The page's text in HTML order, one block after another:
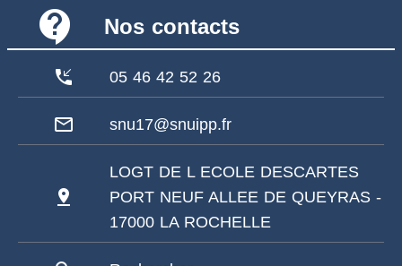
contact_support Nos contacts
phone_callback 05 46 42 52 26
mail_outline snu17@snuipp.fr
pin_drop
LOGT DE L ECOLE DESCARTES
PORT NEUF ALLEE DE QUEYRAS -
17000 LA ROCHELLE